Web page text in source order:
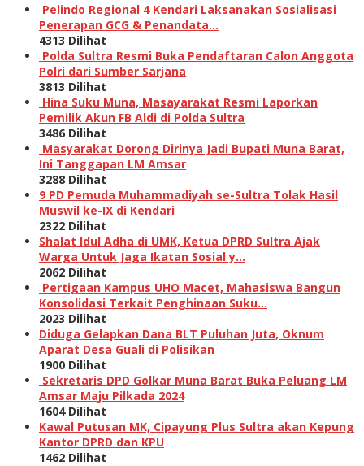
Pelindo Regional 4 Kendari Laksanakan Sosialisasi
Penerapan GCG & Penandata…
4313 Dilihat
Polda Sultra Resmi Buka Pendaftaran Calon Anggota
Polri dari Sumber Sarjana
3813 Dilihat
Hina Suku Muna, Masayarakat Resmi Laporkan
Pemilik Akun FB Aldi di Polda Sultra
3486 Dilihat
Masyarakat Dorong Dirinya Jadi Bupati Muna Barat,
Ini Tanggapan LM Amsar
3288 Dilihat
9 PD Pemuda Muhammadiyah se-Sultra Tolak Hasil
Muswil ke-IX di Kendari
2322 Dilihat
Shalat Idul Adha di UMK, Ketua DPRD Sultra Ajak
Warga Untuk Jaga Ikatan Sosial y…
2062 Dilihat
Pertigaan Kampus UHO Macet, Mahasiswa Bangun
Konsolidasi Terkait Penghinaan Suku…
2023 Dilihat
Diduga Gelapkan Dana BLT Puluhan Juta, Oknum
Aparat Desa Guali di Polisikan
1900 Dilihat
Sekretaris DPD Golkar Muna Barat Buka Peluang LM
Amsar Maju Pilkada 2024
1604 Dilihat
Kawal Putusan MK, Cipayung Plus Sultra akan Kepung
Kantor DPRD dan KPU
1462 Dilihat